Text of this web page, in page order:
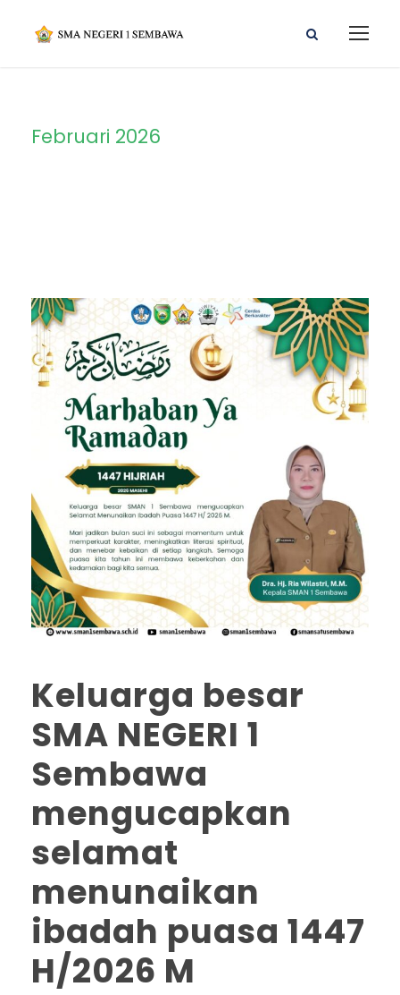
Februari 2026
Keluarga besar
SMA NEGERI 1
Sembawa
mengucapkan
selamat
menunaikan
ibadah puasa 1447
H/2026 M